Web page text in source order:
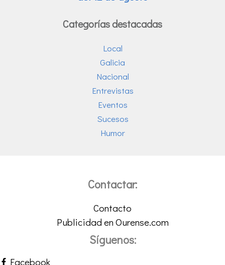
Categorías destacadas
Local
Galicia
Nacional
Entrevistas
Eventos
Sucesos
Humor
Contactar:
Contacto
Publicidad en Ourense.com
Síguenos:
Facebook